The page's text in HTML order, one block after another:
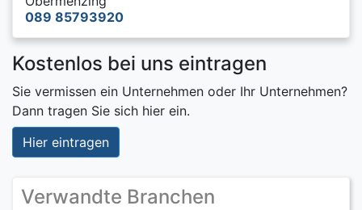
089 85793920
Kostenlos bei uns eintragen
Sie vermissen ein Unternehmen oder Ihr Unternehmen?
Dann tragen Sie sich hier ein.
Hier eintragen
Verwandte Branchen